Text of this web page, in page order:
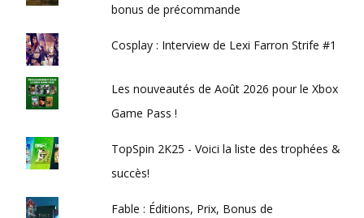
bonus de précommande
Cosplay : Interview de Lexi Farron Strife #1
Les nouveautés de Août 2026 pour le Xbox
Game Pass !
TopSpin 2K25 - Voici la liste des trophées &
succès!
Fable : Éditions, Prix, Bonus de